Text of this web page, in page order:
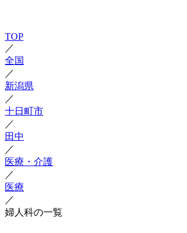
TOP
／
全国
／
新潟県
／
十日町市
／
田中
／
医療・介護
／
医療
／
婦人科の一覧